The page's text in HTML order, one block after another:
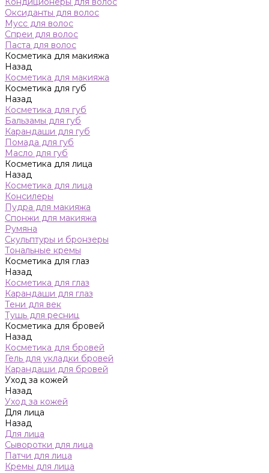
Оксиданты для волос
Мусс для волос
Спреи для волос
Паста для волос
Косметика для макияжа
Назад
Косметика для макияжа
Косметика для губ
Назад
Косметика для губ
Бальзамы для губ
Карандаши для губ
Помада для губ
Масло для губ
Косметика для лица
Назад
Косметика для лица
Консилеры
Пудра для макияжа
Спонжи для макияжа
Румяна
Скульптуры и бронзеры
Тональные кремы
Косметика для глаз
Назад
Косметика для глаз
Карандаши для глаз
Тени для век
Тушь для ресниц
Косметика для бровей
Назад
Косметика для бровей
Гель для укладки бровей
Карандаши для бровей
Уход за кожей
Назад
Уход за кожей
Для лица
Назад
Для лица
Сыворотки для лица
Патчи для лица
Кремы для лица